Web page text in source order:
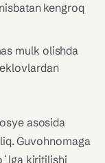
kengroq
mulk olishda
asosida
Guvohnomaga
kiritilishi